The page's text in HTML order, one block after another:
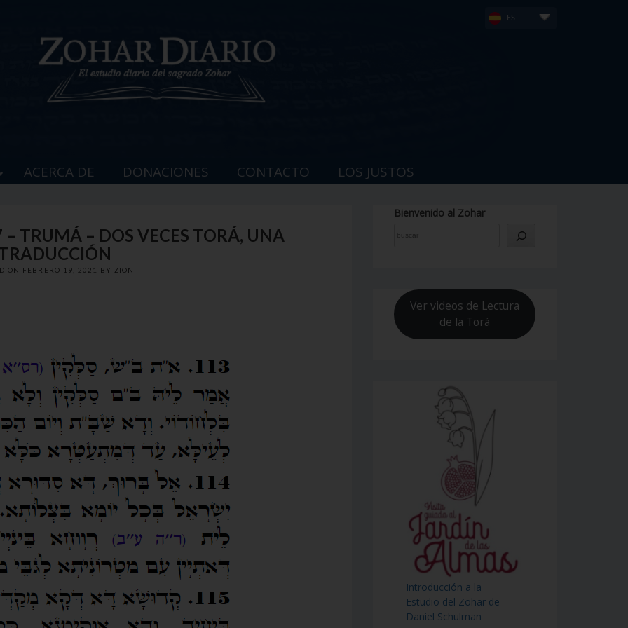
ES
ACERCA DE DONACIONES CONTACTO LOS JUSTOS
TRUMÁ – DOS VECES TORÁ, UNA
ON FEBRERO 19, 2021 BY ZION
Bienvenido al Zohar
Ver videos de Lectura
de la Torá
Introducción a la
Estudio del Zohar de
Daniel Schulman